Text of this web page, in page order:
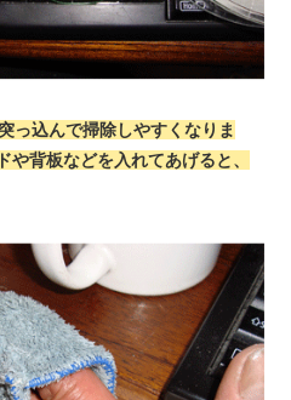
っ込んで掃除しやすくなりま
背板などを入れてあげると、